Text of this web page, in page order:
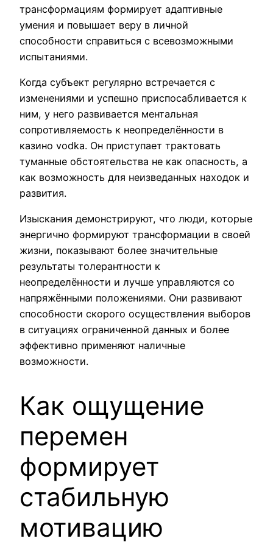
трансформациям формирует адаптивные
умения и повышает веру в личной
способности справиться с всевозможными
испытаниями.
Когда субъект регулярно встречается с
изменениями и успешно приспосабливается к
ним, у него развивается ментальная
сопротивляемость к неопределённости в
казино vodka. Он приступает трактовать
туманные обстоятельства не как опасность, а
как возможность для неизведанных находок и
развития.
Изыскания демонстрируют, что люди, которые
энергично формируют трансформации в своей
жизни, показывают более значительные
результаты толерантности к
неопределённости и лучше управляются со
напряжёнными положениями. Они развивают
способности скорого осуществления выборов
в ситуациях ограниченной данных и более
эффективно применяют наличные
возможности.
Как ощущение
перемен
формирует
стабильную
мотивацию